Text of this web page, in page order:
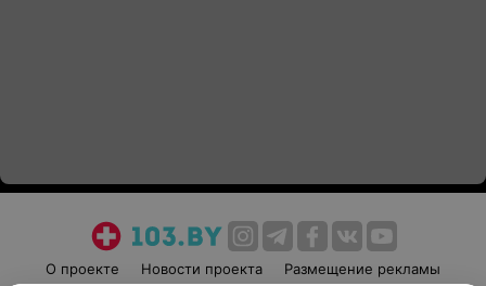
О проекте Новости проекта
Размещение рекламы